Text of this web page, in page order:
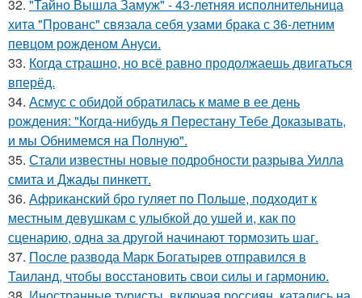
32. "Тайно Вышла Замуж" - 43-летняя исполнительница
хита "Прованс" связала себя узами брака с 36-летним
певцом рожденом Ануси.
33. Когда страшно, но всё равно продолжаешь двигаться
вперёд.
34. Асмус с обидой обратилась к маме в ее день
рождения: "Когда-нибудь я Перестану Тебе Доказывать,
и мы Обнимемся на Полную".
35. Стали известны новые подробности разрыва Уилла
смита и Джады пинкетт.
36. Африканский бро гуляет по Польше, подходит к
местным девушкам с улыбкой до ушей и, как по
сценарию, одна за другой начинают тормозить шаг.
37. После развода Марк Богатырев отправился в
Таиланд, чтобы восстановить свои силы и гармонию.